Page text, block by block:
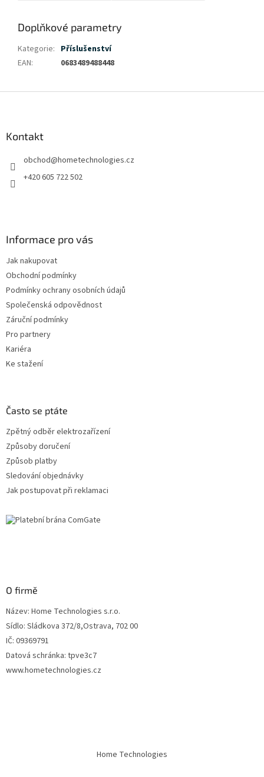
Doplňkové parametry
Kategorie: Příslušenství
EAN: 0683489488448
Kontakt
obchod@hometechnologies.cz
+420 605 722 502
Informace pro vás
Jak nakupovat
Obchodní podmínky
Podmínky ochrany osobních údajů
Společenská odpovědnost
Záruční podmínky
Pro partnery
Kariéra
Ke stažení
Často se ptáte
Zpětný odběr elektrozařízení
Způsoby doručení
Způsob platby
Sledování objednávky
Jak postupovat při reklamaci
O firmě
Název: Home Technologies s.r.o.
Sídlo: Sládkova 372/8,Ostrava, 702 00
IČ: 09369791
Datová schránka: tpve3c7
www.hometechnologies.cz
Home Technologies